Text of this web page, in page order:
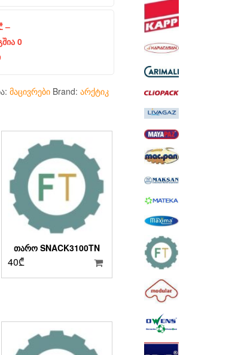
–
0
მაცივრები Brand: არქტიკ
ᲗᲐᲠᲝ SNACK3100TN
40₾